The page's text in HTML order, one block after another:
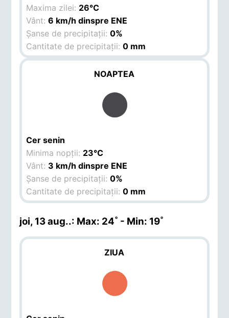
Maxima zilei: 26°C
Vânt:6 km/h dinspre ENE
Șanse de precipitații:0%
Cantitate de precipitații:0 mm
NOAPTEA
Cer senin
Minima nopții: 23°C
Vânt: 3 km/h dinspre ENE
Șanse de precipitații:0%
Cantitate de precipitații:0 mm
joi, 13 aug..: Max: 24˚ - Min: 19˚
ZIUA